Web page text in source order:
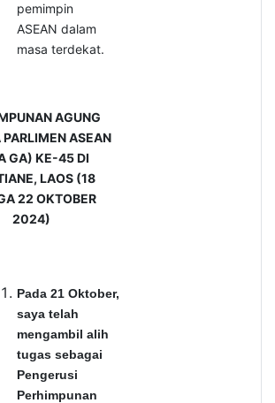
pemimpin
ASEAN dalam
masa terdekat.
AGUNG
PARLIMEN ASEAN
GA) KE-45 DI
LAOS (18
22 OKTOBER
2024)
Pada 21 Oktober,
saya telah
mengambil alih
tugas sebagai
Pengerusi
Perhimpunan